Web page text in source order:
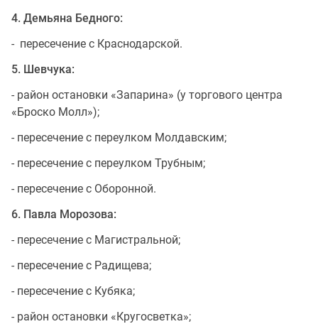
4. Демьяна Бедного:
- пересечение с Краснодарской.
5. Шевчука:
- район остановки «Запарина» (у торгового центра
«Броско Молл»);
- пересечение с переулком Молдавским;
- пересечение с переулком Трубным;
- пересечение с Оборонной.
6. Павла Морозова:
- пересечение с Магистральной;
- пересечение с Радищева;
- пересечение с Кубяка;
- район остановки «Кругосветка»;